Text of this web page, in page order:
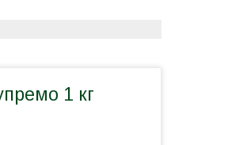
1 кг